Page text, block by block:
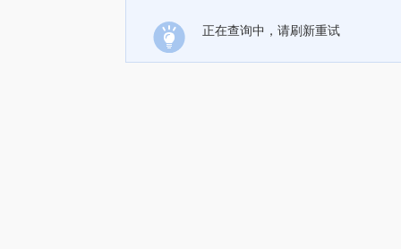
正在查询中，请刷新重试